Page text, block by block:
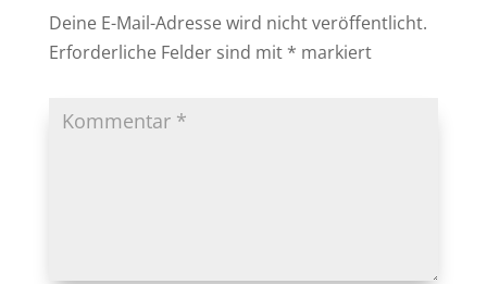
Deine E-Mail-Adresse wird nicht veröffentlicht.
Erforderliche Felder sind mit * markiert